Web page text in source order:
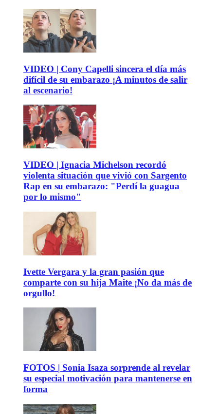
VIDEO | Cony Capelli sincera el día más
difícil de su embarazo ¡A minutos de salir
al escenario!
VIDEO | Ignacia Michelson recordó
violenta situación que vivió con Sargento
Rap en su embarazo: "Perdí la guagua
por lo mismo"
Ivette Vergara y la gran pasión que
comparte con su hija Maite ¡No da más de
orgullo!
FOTOS | Sonia Isaza sorprende al revelar
su especial motivación para mantenerse en
forma